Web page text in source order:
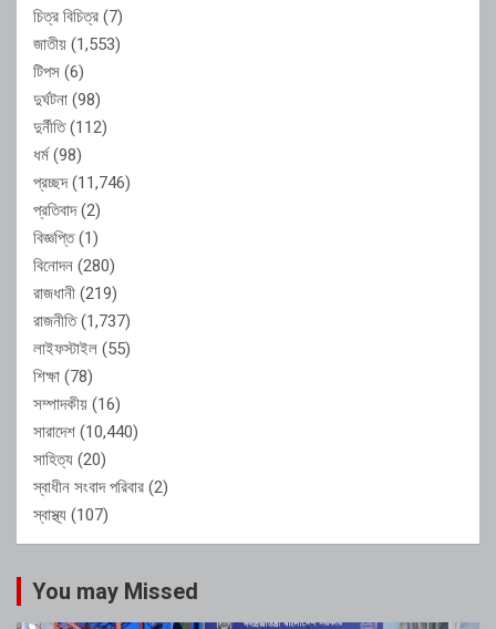
চিত্র বিচিত্র (7)
জাতীয় (1,553)
টিপস (6)
দুর্ঘটনা (98)
দুর্নীতি(112)
ধর্ম(98)
প্রচ্ছদ(11,746)
প্রতিবাদ(2)
বিজ্ঞপ্তি(1)
বিনোদন (280)
রাজধানী (219)
রাজনীতি(1,737)
লাইফস্টাইল (55)
শিক্ষা (78)
সম্পাদকীয় (16)
সারাদেশ (10,440)
সাহিত্য (20)
স্বাধীন সংবাদ পরিবার (2)
স্বাস্থ্য (107)
You may Missed